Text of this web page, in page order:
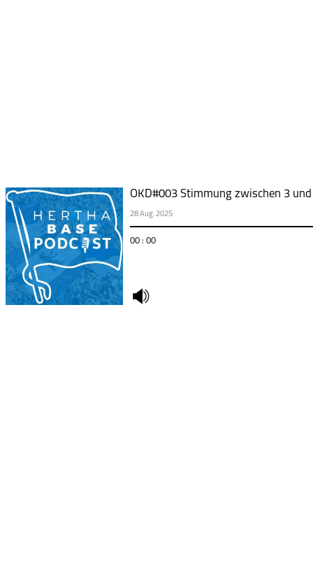
OKD#003 Stimmung zwischen 3
28 Aug. 2025
00 : 00